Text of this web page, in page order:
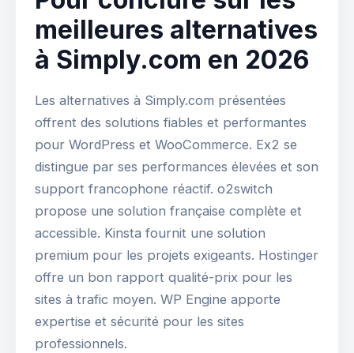
meilleures alternatives
à Simply.com en 2026
Les alternatives à Simply.com présentées
offrent des solutions fiables et performantes
pour WordPress et WooCommerce. Ex2 se
distingue par ses performances élevées et son
support francophone réactif. o2switch
propose une solution française complète et
accessible. Kinsta fournit une solution
premium pour les projets exigeants. Hostinger
offre un bon rapport qualité-prix pour les
sites à trafic moyen. WP Engine apporte
expertise et sécurité pour les sites
professionnels.